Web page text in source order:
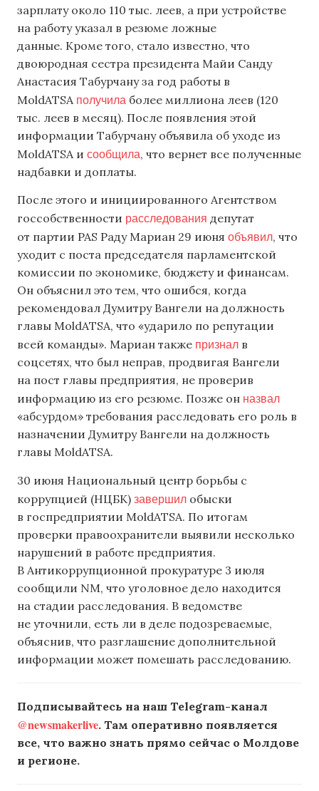
зарплату около 110 тыс. леев, а при устройстве
на работу указал в резюме ложные
данные. Кроме того, стало известно, что
двоюродная сестра президента Майи Санду
Анастасия Табурчану за год работы в
MoldATSA получила более миллиона леев (120
тыс. леев в месяц). После появления этой
информации Табурчану объявила об уходе из
MoldATSA и сообщила, что вернет все полученные
надбавки и доплаты.
После этого и инициированного Агентством
госсобственности расследования депутат
от партии PAS Раду Мариан 29 июня объявил, что
уходит с поста председателя парламентской
комиссии по экономике, бюджету и финансам.
Он объяснил это тем, что ошибся, когда
рекомендовал Думитру Вангели на должность
главы MoldATSA, что «ударило по репутации
всей команды». Мариан также признал в
соцсетях, что был неправ, продвигая Вангели
на пост главы предприятия, не проверив
информацию из его резюме. Позже он назвал
«абсурдом» требования расследовать его роль в
назначении Думитру Вангели на должность
главы MoldATSA.
30 июня Национальный центр борьбы с
коррупцией (НЦБК) завершил обыски
в госпредприятии MoldATSA. По итогам
проверки правоохранители выявили несколько
нарушений в работе предприятия.
В Антикоррупционной прокуратуре 3 июля
сообщили NM, что уголовное дело находится
на стадии расследования. В ведомстве
не уточнили, есть ли в деле подозреваемые,
объяснив, что разглашение дополнительной
информации может помешать расследованию.
Подписывайтесь на наш Telegram-канал
@newsmakerlive. Там оперативно появляется
все, что важно знать прямо сейчас о Молдове
и регионе.